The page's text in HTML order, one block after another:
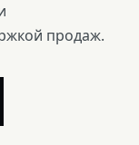
продаж.